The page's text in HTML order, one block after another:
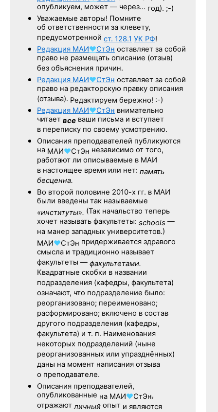
опубликуем, может — через… год). ;-)
Уважаемые авторы! Помните
об ответственности за клевету,
предусмотренной ст. 128.1 УК РФ!
Редакция МАИ♥СтЭн оставляет за собой
право не размещать описание (отзыв)
без объяснения причин.
Редакция МАИ♥СтЭн оставляет за собой
право на редакторскую правку описания
(отзыва). Редактируем бережно! :-)
Редакция МАИ♥СтЭн внимательно
читает все ваши письма и вступает
в переписку по своему усмотрению.
Описания преподавателей публикуются
на МАИ♥СтЭн независимо от того,
работают ли описываемые в МАИ
в настоящее время или нет: память
бесценна.
Во второй половине 2010-х гг. в МАИ
были введены так называемые
«институты». (Так начальство теперь
хочет называть факультеты: schools —
на манер западных университетов.)
МАИ♥СтЭн придерживается здравого
смысла и традиционно называет
факультеты — факультетами.
Квадратные скобки в названии
подразделения (кафедры, факультета)
означают, что подразделение было:
реорганизовано; переименовано;
расформировано; включено в состав
другого подразделения (кафедры,
факультета) и т. п. Наименования
некоторых подразделений (ныне
реорганизованных или упразднённых)
даны на момент написания отзыва
о преподавателе.
Описания преподавателей,
опубликованные на МАИ♥СтЭн,
отражаютличный опыт и являются